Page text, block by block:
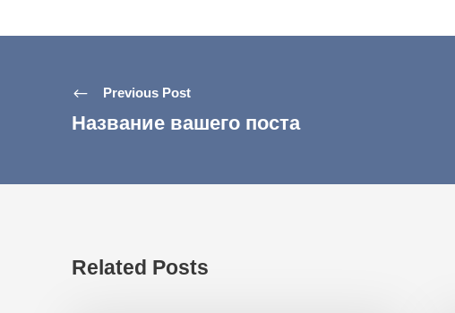
Previous Post
Название вашего поста
Related Posts